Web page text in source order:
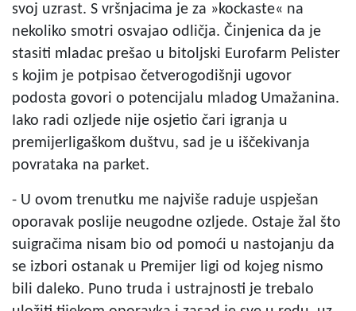
svoj uzrast. S vršnjacima je za »kockaste« na
nekoliko smotri osvajao odličja. Činjenica da je
stasiti mladac prešao u bitoljski Eurofarm Pelister
s kojim je potpisao četverogodišnji ugovor
podosta govori o potencijalu mladog Umažanina.
Iako radi ozljede nije osjetio čari igranja u
premijerligaškom duštvu, sad je u iščekivanja
povrataka na parket.
- U ovom trenutku me najviše raduje uspješan
oporavak poslije neugodne ozljede. Ostaje žal što
suigračima nisam bio od pomoći u nastojanju da
se izbori ostanak u Premijer ligi od kojeg nismo
bili daleko. Puno truda i ustrajnosti je trebalo